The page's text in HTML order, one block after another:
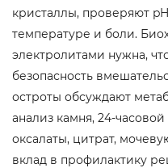
кристаллы, проверяют
температуре и боли.
электролитами нужна,
безопасность
остроты обсуждают
анализ камня, 24-
оксалаты, цитрат,
вклад в профилактику